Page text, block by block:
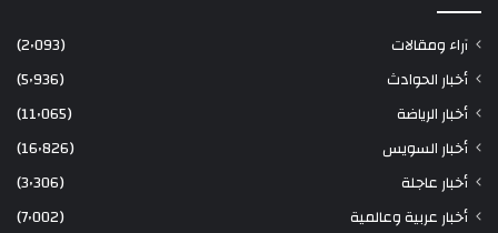
آراء ومقالات
(2٬093)
أخبار الحوادث
(5٬936)
أخبار الرياضة
(11٬065)
أخبار السويس
(16٬826)
أخبار عاجلة
(3٬306)
أخبار عربية وعالمية
(7٬002)